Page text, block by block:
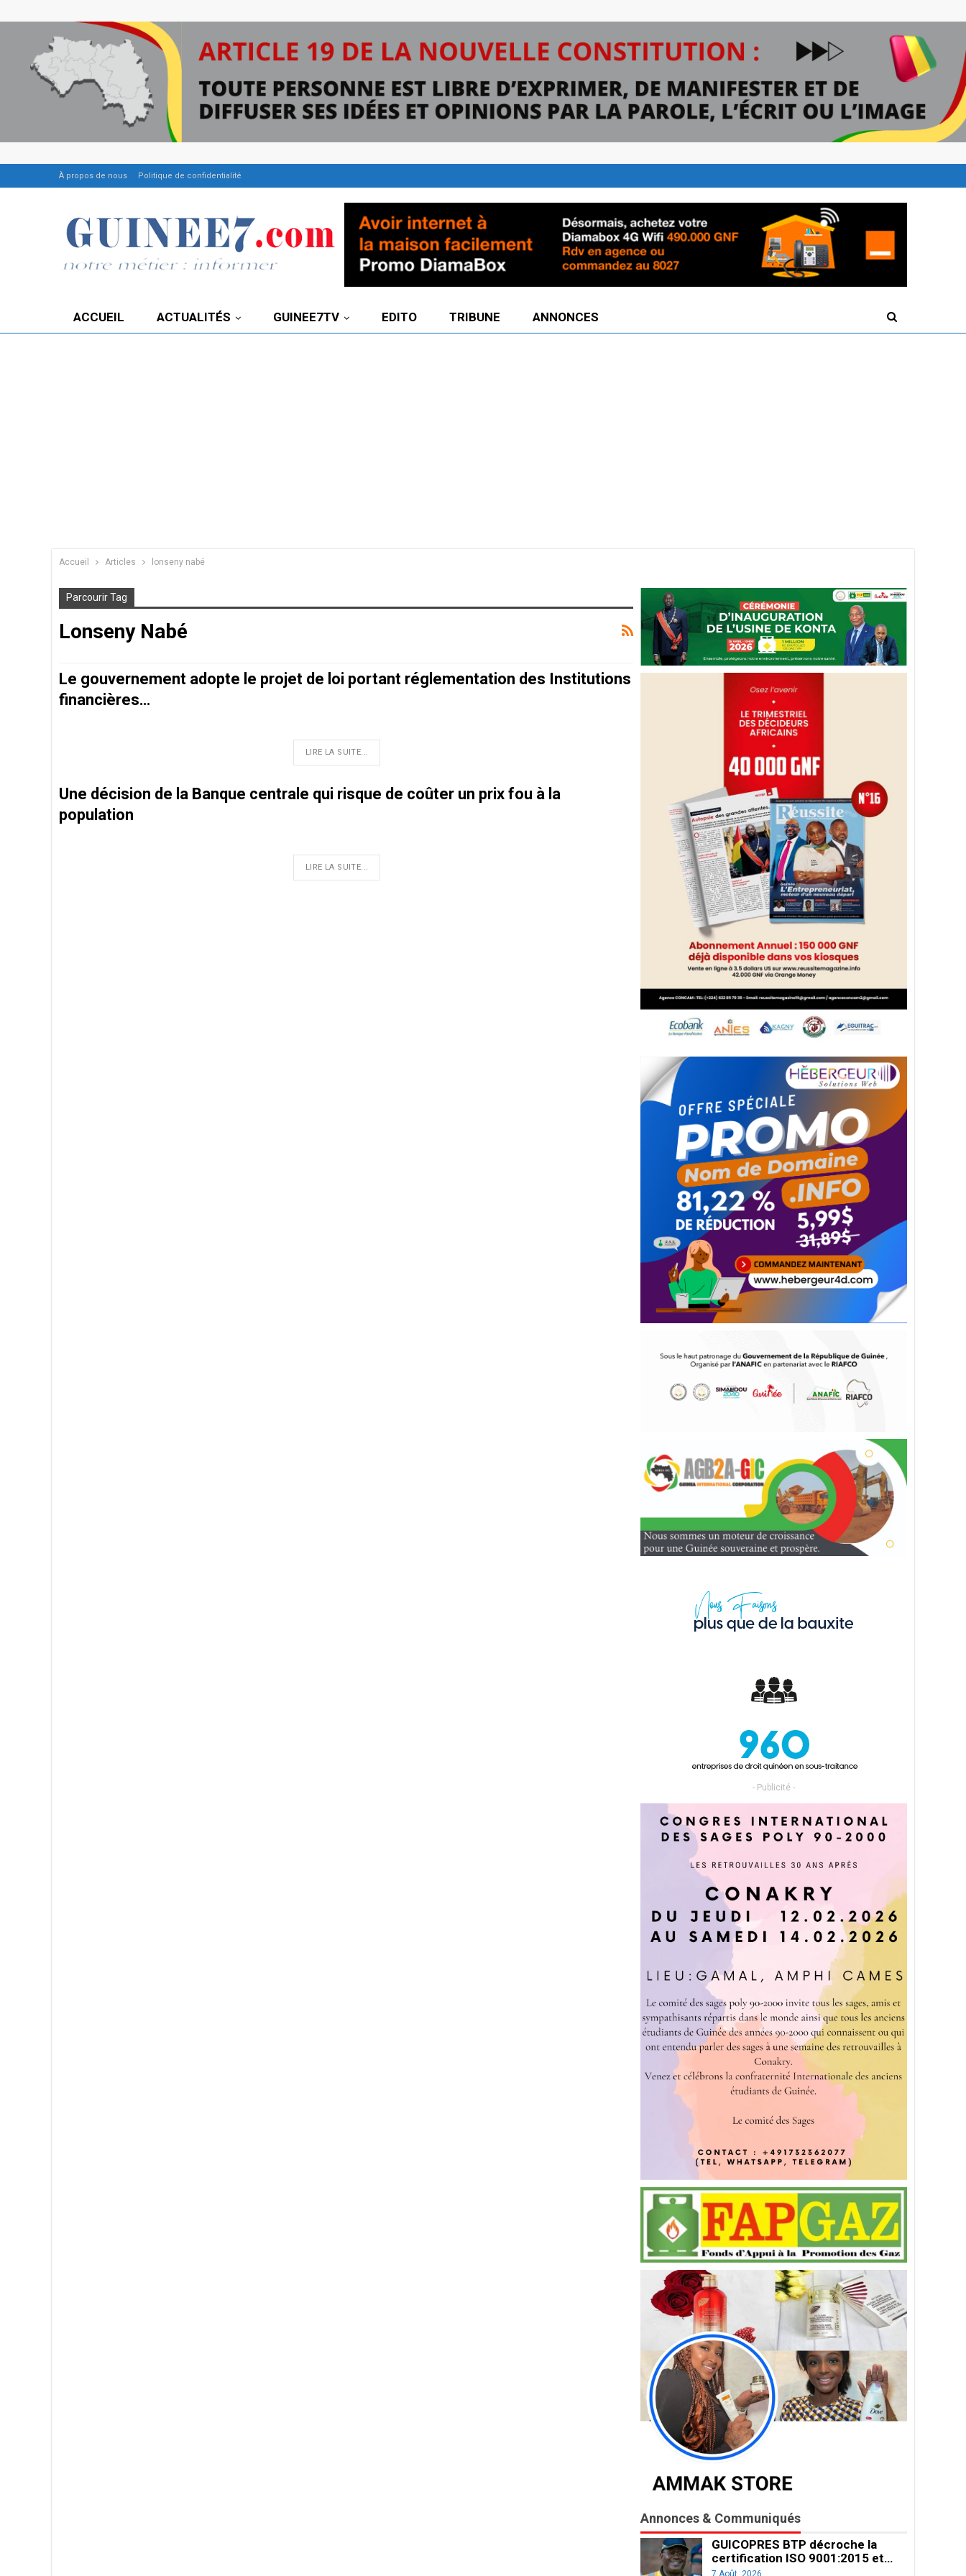
À propos de nous Politique de confidentialité
ACCUEIL ACTUALITÉS GUINEE7TV EDITO TRIBUNE ANNONCES
Accueil Articles lonseny nabé
Parcourir Tag
Lonseny Nabé
Le gouvernement adopte le projet de loi portant réglementation des Institutions
financières…
LIRE LA SUITE...
Une décision de la Banque centrale qui risque de coûter un prix fou à la
population
LIRE LA SUITE...
- Publicité -
Annonces & Communiqués
GUICOPRES BTP décroche la
certification ISO 9001:2015 et…